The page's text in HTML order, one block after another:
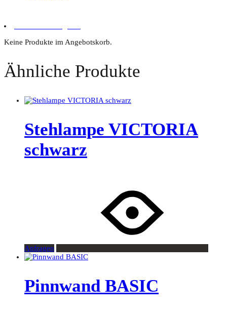
Keine Produkte im Angebotskorb.
Ähnliche Produkte
Stehlampe VICTORIA
schwarz
Anfragen
Pinnwand BASIC